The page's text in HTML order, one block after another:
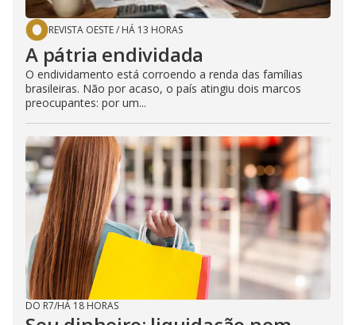
REVISTA OESTE/ HÁ 13 HORAS
A pátria endividada
O endividamento está corroendo a renda das famílias
brasileiras. Não por acaso, o país atingiu dois marcos
preocupantes: por um...
DO R7/HÁ 18 HORAS